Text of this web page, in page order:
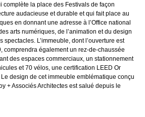
complète la place des Festivals de façon
audacieuse et durable et qui fait place au
en donnant une adresse à l’Office national
arts numériques, de l’animation et du design
spectacles. L’immeuble, dont l’ouverture est
comprendra également un rez-de-chaussée
des espaces commerciaux, un stationnement
et 70 vélos, une certification LEED Or
design de cet immeuble emblématique conçu
+ Associés Architectes est salué depuis le